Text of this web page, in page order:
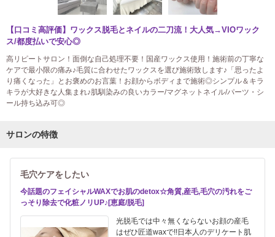
【口コミ高評価】ワックス脱毛とネイルの二刀流！大人気→VIOワック
ス/都度払いで安心◎
高リピートサロン！面倒な自己処理不要！国産ワックス使用！施術前の丁寧な
ケアで最小限の痛み♪毛質に合わせたワックスを選び施術致します♪「思ったよ
り痛くなった」とお褒めのお言葉！お顔からボディまで施術◎シンプル＆キラ
キラが大好きな人集まれ♪肌馴染みの良いカラー/マグネットネイル/パーツ・シ
ール持ち込み可◎
サロンの特徴
毛穴ケアをしたい
今話題のフェイシャルWAXでお肌のdetox☆角質,産毛,毛穴の汚れをご
っそり除去で化粧ノリUP♪[恵庭/脱毛]
光脱毛では中々無くならないお顔の産毛
はぜひ匠道waxで!!日本人のデリケート肌